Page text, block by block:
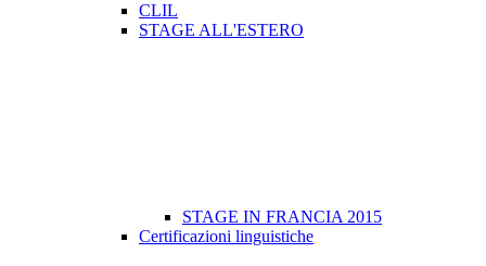
CLIL
STAGE ALL'ESTERO
STAGE IN FRANCIA 2015
Certificazioni linguistiche